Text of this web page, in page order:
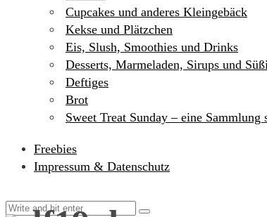
Cupcakes und anderes Kleingebäck
Kekse und Plätzchen
Eis, Slush, Smoothies und Drinks
Desserts, Marmeladen, Sirups und
Deftiges
Brot
Sweet Treat Sunday – eine Sammlung
Freebies
Impressum & Datenschutz